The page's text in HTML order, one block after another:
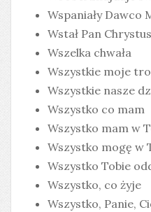
Wspaniały Dawco
Wstał Pan Chrystus
Wszelka chwała
Wszystkie moje
Wszystkie nasze
Wszystko co mam
Wszystko mam w
Wszystko mogę w
Wszystko Tobie
Wszystko, co żyje
Wszystko, Panie,